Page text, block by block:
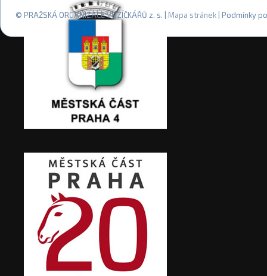
© PRAŽSKÁ ORGANIZACE VOZÍČKÁŘŮ z. s. | Mapa stránek | Podmínky